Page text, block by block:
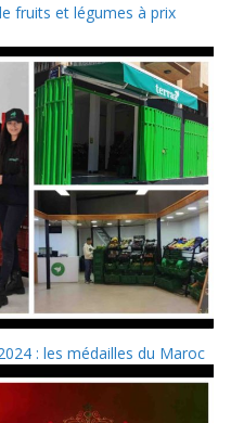
fruits et légumes à prix
: les médailles du Maroc